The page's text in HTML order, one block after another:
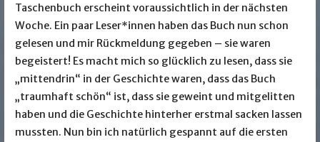
Taschenbuch erscheint voraussichtlich in der nächsten
Woche. Ein paar Leser*innen haben das Buch nun schon
gelesen und mir Rückmeldung gegeben – sie waren
begeistert! Es macht mich so glücklich zu lesen, dass sie
„mittendrin“ in der Geschichte waren, dass das Buch
„traumhaft schön“ ist, dass sie geweint und mitgelitten
haben und die Geschichte hinterher erstmal sacken lassen
mussten. Nun bin ich natürlich gespannt auf die ersten